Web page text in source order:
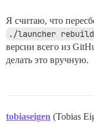
Я считаю, что
./launcher
версии всего из
делать это вручную.
tobiaseigen (Tobias